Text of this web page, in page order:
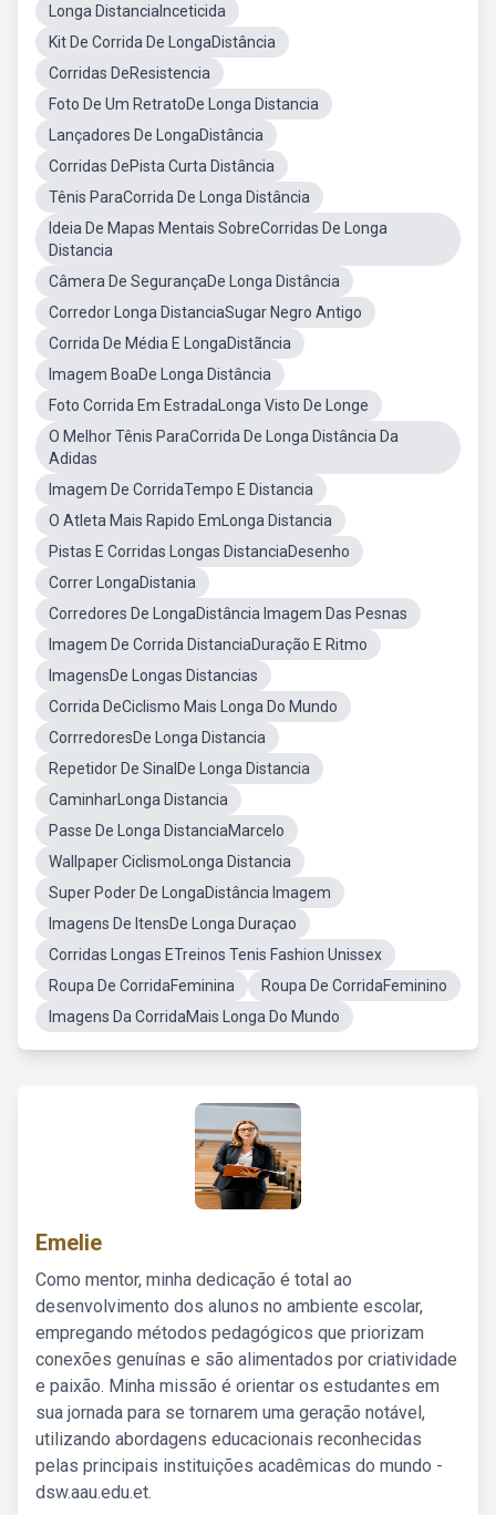
Longa DistanciaInceticida
Kit De Corrida De LongaDistância
Corridas DeResistencia
Foto De Um RetratoDe Longa Distancia
Lançadores De LongaDistância
Corridas DePista Curta Distância
Tênis ParaCorrida De Longa Distância
Ideia De Mapas Mentais SobreCorridas De Longa
Distancia
Câmera De SegurançaDe Longa Distância
Corredor Longa DistanciaSugar Negro Antigo
Corrida De Média E LongaDistãncia
Imagem BoaDe Longa Distância
Foto Corrida Em EstradaLonga Visto De Longe
O Melhor Tênis ParaCorrida De Longa Distância Da
Adidas
Imagem De CorridaTempo E Distancia
O Atleta Mais Rapido EmLonga Distancia
Pistas E Corridas Longas DistanciaDesenho
Correr LongaDistania
Corredores De LongaDistância Imagem Das Pesnas
Imagem De Corrida DistanciaDuração E Ritmo
ImagensDe Longas Distancias
Corrida DeCiclismo Mais Longa Do Mundo
CorrredoresDe Longa Distancia
Repetidor De SinalDe Longa Distancia
CaminharLonga Distancia
Passe De Longa DistanciaMarcelo
Wallpaper CiclismoLonga Distancia
Super Poder De LongaDistância Imagem
Imagens De ItensDe Longa Duraçao
Corridas Longas ETreinos Tenis Fashion Unissex
Roupa De CorridaFeminina
Roupa De CorridaFeminino
Imagens Da CorridaMais Longa Do Mundo
Emelie
Como mentor, minha dedicação é total ao
desenvolvimento dos alunos no ambiente escolar,
empregando métodos pedagógicos que priorizam
conexões genuínas e são alimentados por criatividade
e paixão. Minha missão é orientar os estudantes em
sua jornada para se tornarem uma geração notável,
utilizando abordagens educacionais reconhecidas
pelas principais instituições acadêmicas do mundo -
dsw.aau.edu.et.